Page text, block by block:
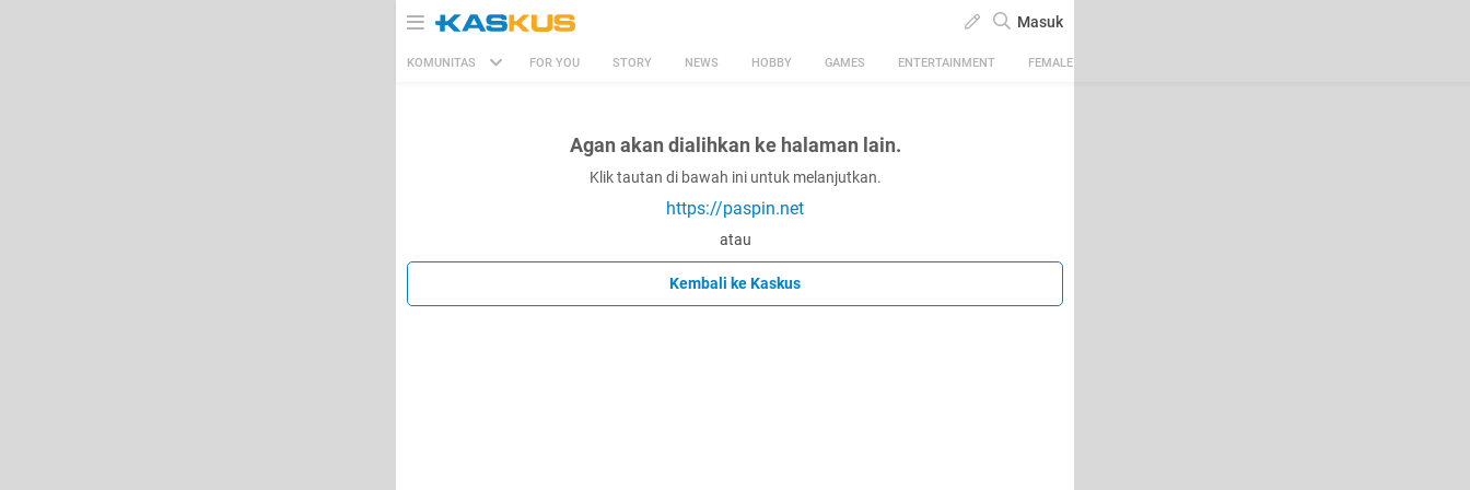
Masuk
KOMUNITAS FOR YOU STORY NEWS HOBBY GAMES ENTERTAINMENT FEMALE
Agan akan dialihkan ke halaman lain.
Klik tautan di bawah ini untuk melanjutkan.
https://paspin.net
atau
Kembali ke Kaskus